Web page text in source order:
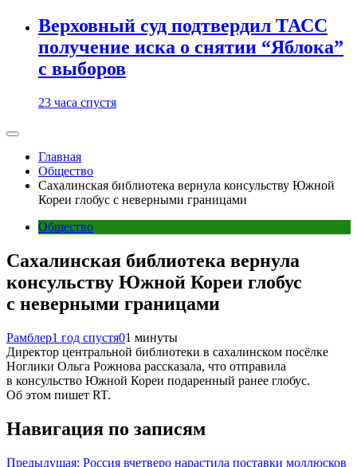
Верховный суд подтвердил ТАСС
получение иска о снятии “Яблока”
с выборов
23 часа спустя
Главная
Общество
Сахалинская библиотека вернула консульству Южной
Кореи глобус с неверными границами
Общество
Сахалинская библиотека вернула
консульству Южной Кореи глобус
с неверными границами
Рамблер1 год спустя01 минуты
Директор центральной библиотеки в сахалинском посёлке
Ноглики Ольга Рожнова рассказала, что отправила
в консульство Южной Кореи подаренный ранее глобус.
Об этом пишет RT.
Навигация по записям
Предыдущая: Россия вчетверо нарастила поставки моллюсков